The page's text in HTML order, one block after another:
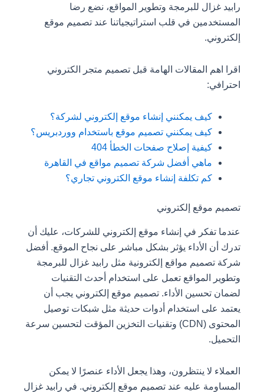
رابيد غزال للبرمجة وتطوير المواقع، نضع رضا
المستخدمين في قلب استراتيجياتنا عند تصميم موقع
إلكتروني.
اقرا اهم المقالات الهامة قبل تصميم متجر الكتروني
احترافي:
كيف يمكنني إنشاء موقع إلكتروني لشركة؟
كيف يمكنني تصميم موقع باستخدام ووردبريس؟
كيفية إصلاح صفحات الخطأ 404
ماهي أفضل شركة تصميم مواقع في القاهرة
كم تكلفة إنشاء موقع الكتروني تجاري؟
تصميم موقع إلكتروني
عندما تفكر في إنشاء موقع إلكتروني للشركات، عليك أن
تدرك أن الأداء يؤثر بشكل مباشر على نجاح الموقع. أفضل
شركة تصميم مواقع إلكترونية مثل رابيد غزال للبرمجة
وتطوير المواقع تعمل على استخدام أحدث التقنيات
لضمان تحسين الأداء. تصميم موقع إلكتروني يجب أن
يعتمد على استخدام أدوات حديثة مثل شبكات توصيل
المحتوى (CDN) وتقنيات التخزين المؤقت لتحسين سرعة
التحميل.
العملاء لا ينتظرون، وهذا يجعل الأداء عنصرًا لا يمكن
المساومة عليه عند تصميم موقع إلكتروني. في رابيد غزال